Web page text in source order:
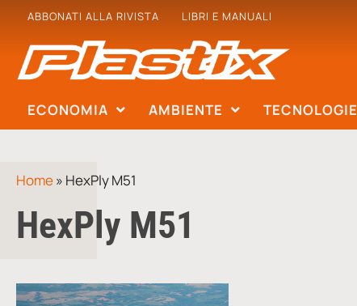
ABBONATI ALLA RIVISTA LIBRI E MANUALI
ECONOMIA AMBIENTE TECNOLOGIE
Home» HexPly M51
HexPly M51